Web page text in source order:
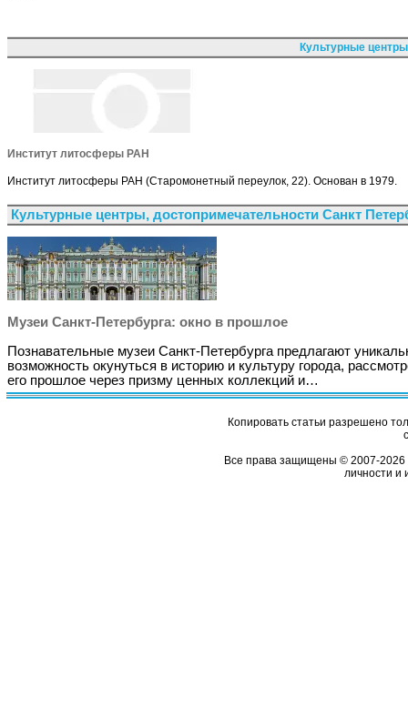
Культурные
Институт литосферы РАН
Институт литосферы РАН (Старомонетный переулок, 22). Основан в 1979.
Культурные центры, достопримечательности Санкт
Музеи Санкт-Петербурга: окно в прошлое
Познавательные музеи Санкт-Петербурга предлагают
возможность окунуться в историю и культуру города,
его прошлое через призму ценных коллекций и…
Копировать статьи разрешено
Все права защищены © 2007-2026
личности и